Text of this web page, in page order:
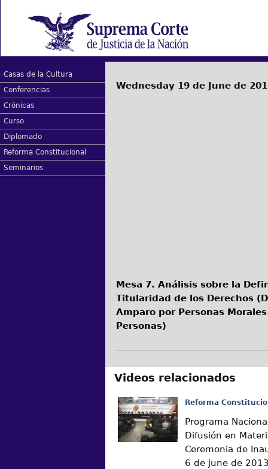
Casas de la Cultura
Conferencias
Crónicas
Curso
Diplomado
Reforma Constitucional
Seminarios
Wednesday 19 de June de
Mesa 7. Análisis sobre la
Titularidad de los Derechos
Amparo por Personas
Personas)
Videos relacionados
Reforma
Programa
Difusión en
Ceremonia de
6 de june de